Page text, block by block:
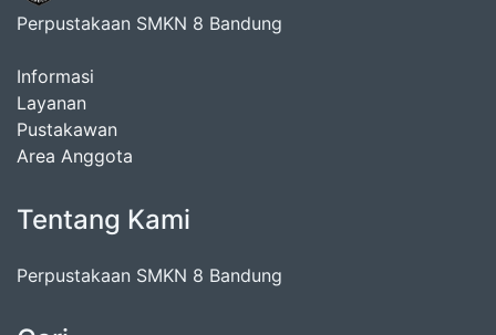
Perpustakaan SMKN 8 Bandung
Informasi
Layanan
Pustakawan
Area Anggota
Tentang Kami
Perpustakaan SMKN 8 Bandung